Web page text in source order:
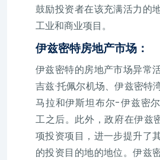
鼓励投资者在该充满活力的
工业和商业项目。
伊兹密特房地产市场：
伊兹密特的房地产市场异常
吉兹·托佩尔机场、伊兹密特
马拉和伊斯坦布尔-伊兹密
工之后。此外，政府在伊兹
项投资项目，进一步提升了
的投资目的地的地位。伊兹